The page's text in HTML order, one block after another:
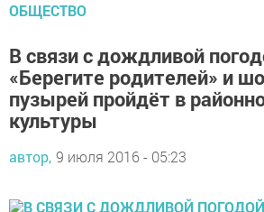
ОБЩЕСТВО
В связи с дождливой
«Берегите родителей» и
пузырей пройдёт в
культуры
автор, 9 июля 2016 - 05:23